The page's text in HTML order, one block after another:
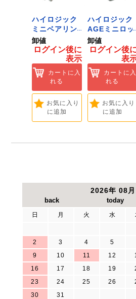
ハイロジック
ミニベアリン
グタイプ 310
ミリ 72958
Hardware]
卸値
ログイン後に
表示
カートに入
れる
お気に入り
に追加
ハイロジック
AGEミニロッ
ク 360W
[Tools &
Hardware]
卸値
ログイン後
表
カートに入
れる
お気に入り
に追加
2026年 08月
日 月 火 水
2
3 4 5
9
10 11 12
16
17 18 19
23
24 25 26
30
31